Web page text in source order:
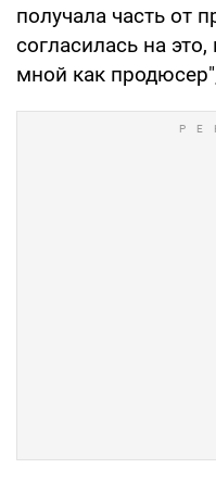
получала часть от
согласилась на
мной как